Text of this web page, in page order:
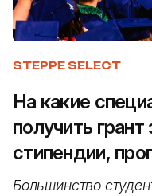
STEPPE SELECT
На какие
получить
стипендии,
Большинство